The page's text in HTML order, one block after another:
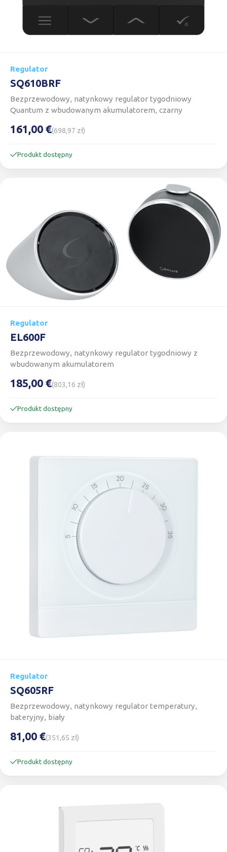
Regulator
SQ610BRF
Bezprzewodowy, natynkowy regulator tygodniowy
Quantum z wbudowanym akumulatorem, czarny
161,00 €(698,97 zł)
Produkt dostępny
Regulator
EL600F
Bezprzewodowy, natynkowy regulator tygodniowy z
wbudowanym akumulatorem
185,00 €(803,16 zł)
Produkt dostępny
Regulator
SQ605RF
Bezprzewodowy, natynkowy regulator temperatury,
bateryjny, biały
81,00 €(351,65 zł)
Produkt dostępny